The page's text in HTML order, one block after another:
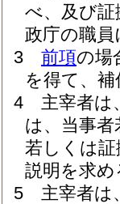
べ、及び
政庁の職
3
前項の場
を得て、
4
主宰者は
は、当事
若しくは
説明を求
5
主宰者は